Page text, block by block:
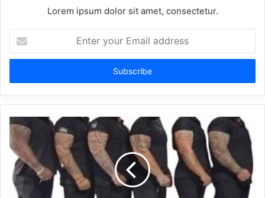
Lorem ipsum dolor sit amet, consectetur.
Enter
your
Email